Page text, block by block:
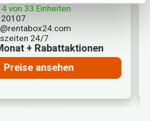
von 33 Einheiten
24/7
+ Rabattaktionen
Preise ansehen